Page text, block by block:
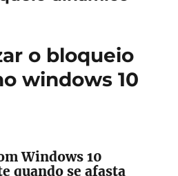
o bloqueio
windows 10
Windows 10
quando se afasta